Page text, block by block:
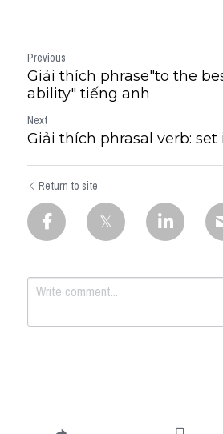
Previous
Giải thích phrase"to the
ability" tiếng anh
Next
Giải thích phrasal verb: set
Return to site